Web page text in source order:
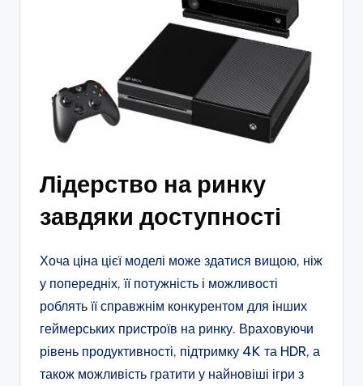
Лідерство на ринку
завдяки доступності
Хоча ціна цієї моделі може здатися вищою, ніж
у попередніх, її потужність і можливості
роблять її справжнім конкурентом для інших
геймерських пристроїв на ринку. Враховуючи
рівень продуктивності, підтримку 4K та HDR, а
також можливість гратити у найновіші ігри з